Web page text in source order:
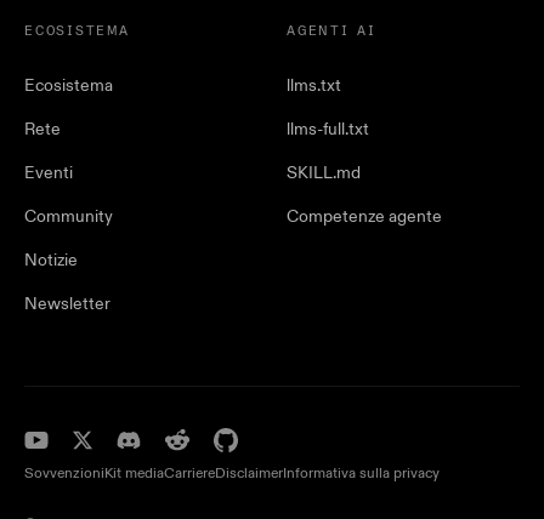
ECOSISTEMA
Ecosistema
Rete
Eventi
Community
Notizie
Newsletter
AGENTI AI
llms.txt
llms-full.txt
SKILL.md
Competenze agente
SovvenzioniKit mediaCarriereDisclaimerInformativa sulla privacy